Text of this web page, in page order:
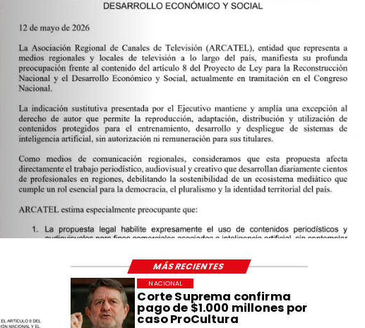
Corte Suprema confirma
pago de $1.000 millones por
caso ProCultura
NACIONAL
MÁS RECIENTES